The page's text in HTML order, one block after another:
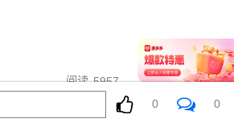
阅读 5957 08-03
特朗普这狼来了连演十遍，伊
0 0